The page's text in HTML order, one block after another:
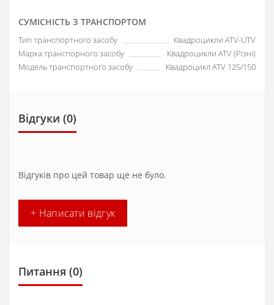
СУМІСНІСТЬ З ТРАНСПОРТОМ
Тип транспортного засобу
Квадроцикли ATV-UTV
Марка транспорного засобу
Квадроцикли ATV (Різні)
Модель транспортного засобу
Квадроцикл ATV 125/150
Відгуки (0)
Відгуків про цей товар ще не було.
+ Написати відгук
Питання (0)